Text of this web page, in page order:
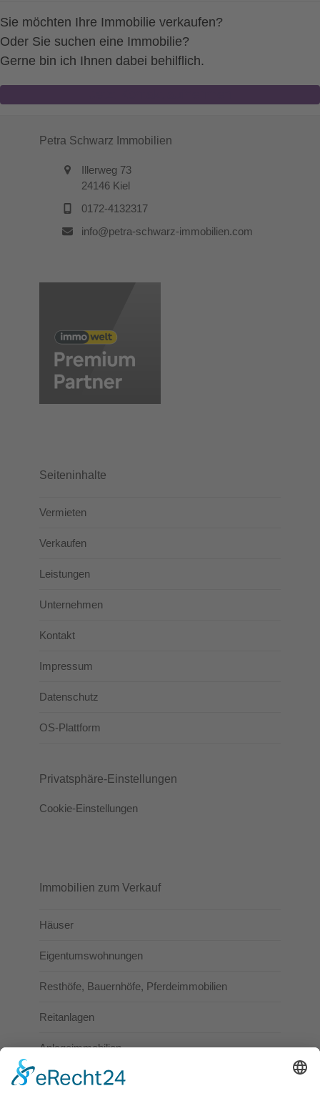
Sie möchten Ihre Immobilie verkaufen?
Oder Sie suchen eine Immobilie?
Gerne bin ich Ihnen dabei behilflich.
Petra Schwarz Immobilien
Illerweg 73
24146 Kiel
0172-4132317
info@petra-schwarz-immobilien.com
Seiteninhalte
Vermieten
Verkaufen
Leistungen
Unternehmen
Kontakt
Impressum
Datenschutz
OS-Plattform
Privatsphäre-Einstellungen
Cookie-Einstellungen
Immobilien zum Verkauf
Häuser
Eigentumswohnungen
Resthöfe, Bauernhöfe, Pferdeimmobilien
Reitanlagen
Anlageimmobilien
Gewerbeimmobilien